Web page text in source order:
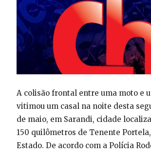
A colisão frontal entre uma moto e
vitimou um casal na noite desta
de maio, em Sarandi, cidade
150 quilômetros de Tenente
Estado. De acordo com a Polícia